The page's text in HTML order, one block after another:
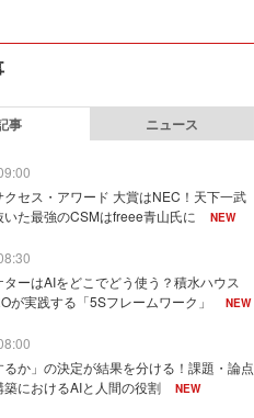
事 ニュース
クセス・アワード 大賞はNEC！天下一武
た最強のCSMはfreee青山氏に
NEW
ーはAIをどこでどう使う？積水ハウス
が実践する「5Sフレームワーク」
NEW
るか」の決定が結果を分ける！課題・論点
におけるAIと人間の役割
NEW